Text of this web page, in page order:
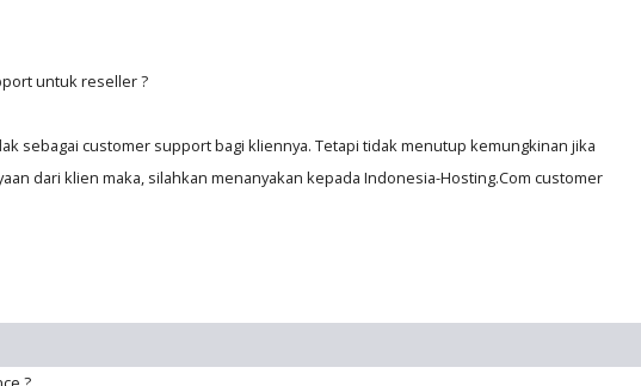
untuk reseller ?
sebagai customer support bagi kliennya. Tetapi tidak menutup kemungkinan jika
dari klien maka, silahkan menanyakan kepada Indonesia-Hosting.Com customer